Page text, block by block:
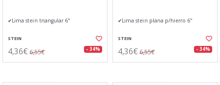
✔Lima stein triangular 6"
STEIN
4,36€ 6,55€ - 34%
✔Lima stein plana p/hierro 6"
STEIN
4,36€ 6,55€ - 34%